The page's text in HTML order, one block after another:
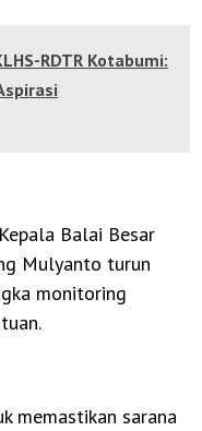
RDTR Kotabumi:
Balai Besar
Mulyanto turun
monitoring
memastikan sarana